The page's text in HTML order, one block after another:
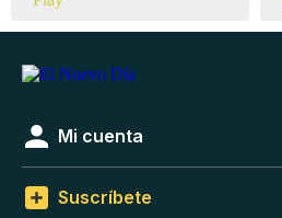
Mi cuenta
Suscríbete